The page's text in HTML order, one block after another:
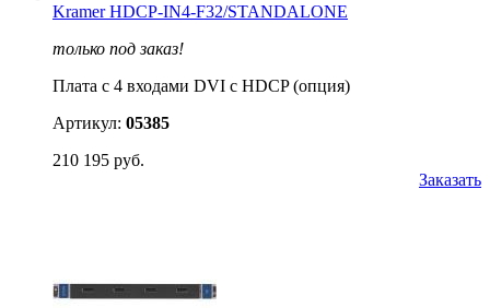
Kramer HDCP-IN4-F32/STANDALONE
только под заказ!
Плата c 4 входами DVI с HDCP (опция)
Артикул: 05385
210 195 руб.
Заказать